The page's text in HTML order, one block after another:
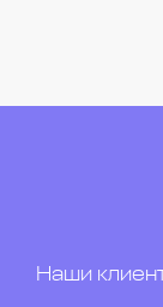
Наши